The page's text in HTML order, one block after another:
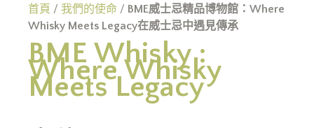
首頁 / 我們的使命 / BME威士忌精品博物館：Where
Whisky Meets Legacy在威士忌中遇見傳承
BME Whisky :
Where Whisky
Meets Legacy